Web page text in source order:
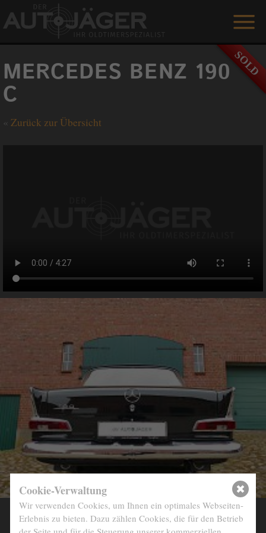
ANGEBOTE
REFERENZEN
0 1515 / 466 66 80
info@derautojaeger.de
MERCEDES BENZ 190
C
« Zurück zur Übersicht
BAUJAHR 1964
Cookie-Verwaltung
Wir verwenden Cookies, um Ihnen ein optimales Webseiten-
Erlebnis zu bieten. Dazu zählen Cookies, die für den Betrieb